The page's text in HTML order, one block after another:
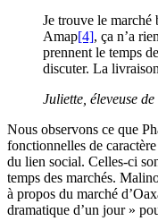
Je trouve le marché
Amap[4], ça n’a
prennent le temps
discuter. La
Juliette, éleveuse
Nous observons ce que
fonctionnelles de
du lien social. Celles-ci
temps des marchés.
à propos du marché
dramatique d’un jour »